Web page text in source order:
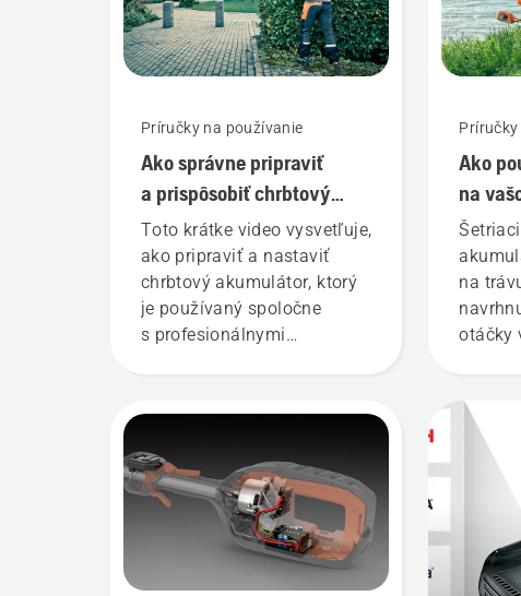
Príručky na používanie
Ako správne pripraviť
a prispôsobiť chrbtový
akumulátor
Toto krátke video vysvetľuje,
ako pripraviť a nastaviť
chrbtový akumulátor, ktorý
je používaný spoločne
s profesionálnymi
Správne prispôsobený
poskytuje lepšie pohodlie
a znižuje únavu pri
používaní, preto zvládnete
pracovať bez prestávok
Ako
na
na
otáčky
výdrž
a
režim